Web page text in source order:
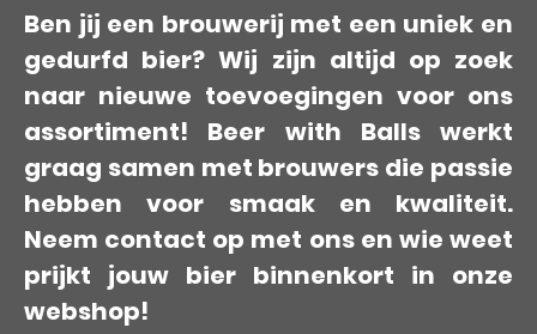
Ben jij een brouwerij met een uniek en
gedurfd bier? Wij zijn altijd op zoek
naar nieuwe toevoegingen voor ons
assortiment! Beer with Balls werkt
graag samen met brouwers die passie
hebben voor smaak en kwaliteit.
Neem contact op met ons en wie weet
prijkt jouw bier binnenkort in onze
webshop!